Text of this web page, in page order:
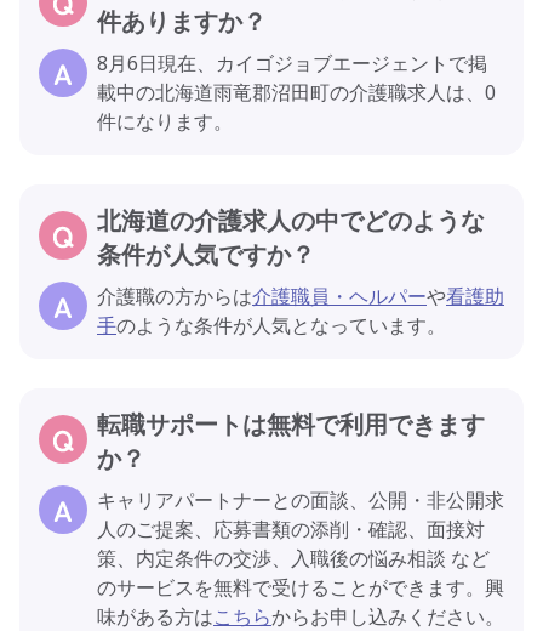
件ありますか？
8月6日現在、カイゴジョブエージェントで掲
載中の北海道雨竜郡沼田町の介護職求人は、0
件になります。
北海道の介護求人の中でどのような
条件が人気ですか？
介護職の方からは介護職員・ヘルパーや看護助
手のような条件が人気となっています。
転職サポートは無料で利用できます
か？
キャリアパートナーとの面談、公開・非公開求
人のご提案、応募書類の添削・確認、面接対
策、内定条件の交渉、入職後の悩み相談 など
のサービスを無料で受けることができます。興
味がある方はこちらからお申し込みください。